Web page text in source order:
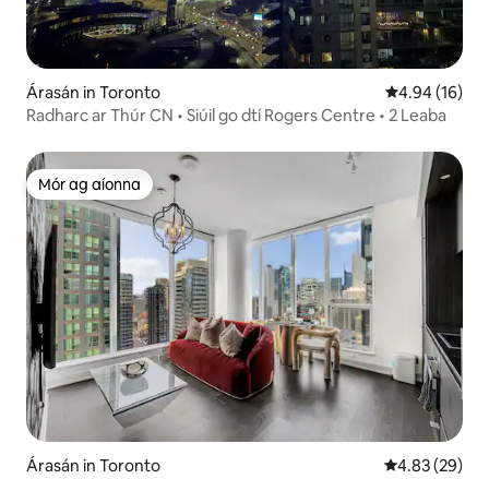
Árasán in Toronto Meánrátáil
4.94 (16)
Radharc ar Thúr CN • Siúil go dtí Rogers Centre • 2 Leaba
Mór ag aíonna
Mór ag aíonna
Árasán in Toronto Meánrátáil
4.83 (29)